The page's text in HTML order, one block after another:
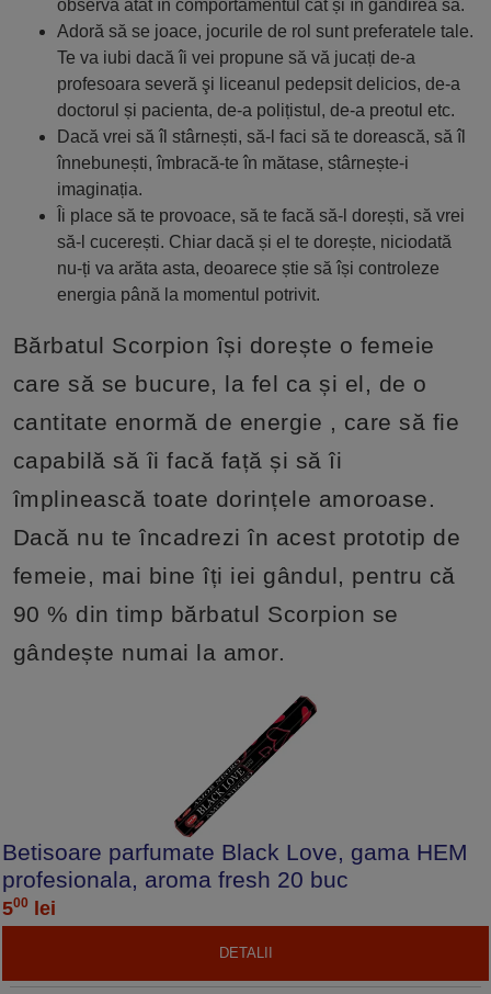
observă atât în comportamentul cât și în gândirea sa.
Adoră să se joace, jocurile de rol sunt preferatele tale.
Te va iubi dacă îi vei propune să vă jucați de-a
profesoara severă şi liceanul pedepsit delicios, de-a
doctorul și pacienta, de-a polițistul, de-a preotul etc.
Dacă vrei să îl stârnești, să-l faci să te dorească, să îl
înnebunești, îmbracă-te în mătase, stârnește-i
imaginația.
Îi place să te provoace, să te facă să-l dorești, să vrei
să-l cucerești. Chiar dacă și el te dorește, niciodată
nu-ți va arăta asta, deoarece știe să își controleze
energia până la momentul potrivit.
Bărbatul Scorpion își dorește o femeie
care să se bucure, la fel ca și el, de o
cantitate enormă de energie , care să fie
capabilă să îi facă față și să îi
împlinească toate dorințele amoroase.
Dacă nu te încadrezi în acest prototip de
femeie, mai bine îți iei gândul, pentru că
90 % din timp bărbatul Scorpion se
gândește numai la amor.
Betisoare parfumate Black Love, gama HEM
profesionala, aroma fresh 20 buc
500 lei
DETALII